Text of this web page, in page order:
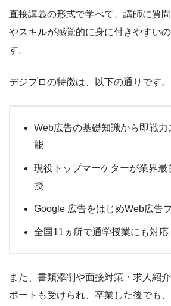
直接講義の形式で学べて、講師に質
やスキルが感覚的に身に付きやすい
す。
デジプロの特徴は、以下の通りです。
Web広告の基礎知識から即戦
能
現役トップマーケターが業界最
授
Google 広告をはじめWeb広告
全国11ヵ所で通学授業にも対応
また、書類添削や面接対策・求人紹
ポートも受けられ、卒業した後でも